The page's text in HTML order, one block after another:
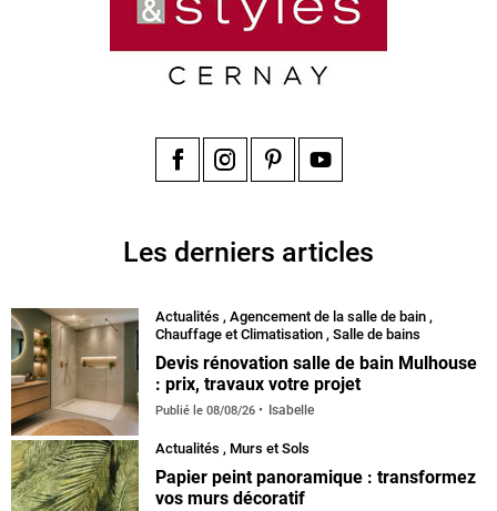
Les derniers articles
Actualités , Agencement de la salle de bain ,
Chauffage et Climatisation , Salle de bains
Devis rénovation salle de bain Mulhouse
: prix, travaux votre projet
Publié le 08/08/26 Isabelle
Actualités , Murs et Sols
Papier peint panoramique : transformez
vos murs décoratif